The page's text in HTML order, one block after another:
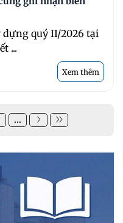
dựng quý II/2026 tại
...
Xem thêm
...